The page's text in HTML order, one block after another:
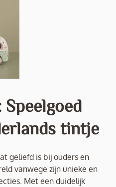
tintje
geliefd is bij ouders en
vanwege zijn unieke en
Met een duidelijk